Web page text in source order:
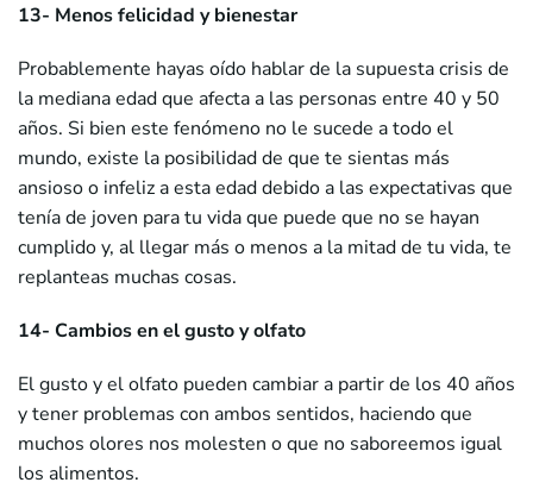
13- Menos felicidad y bienestar
Probablemente hayas oído hablar de la supuesta crisis de
la mediana edad que afecta a las personas entre 40 y 50
años. Si bien este fenómeno no le sucede a todo el
mundo, existe la posibilidad de que te sientas más
ansioso o infeliz a esta edad debido a las expectativas que
tenía de joven para tu vida que puede que no se hayan
cumplido y, al llegar más o menos a la mitad de tu vida, te
replanteas muchas cosas.
14- Cambios en el gusto y olfato
El gusto y el olfato pueden cambiar a partir de los 40 años
y tener problemas con ambos sentidos, haciendo que
muchos olores nos molesten o que no saboreemos igual
los alimentos.